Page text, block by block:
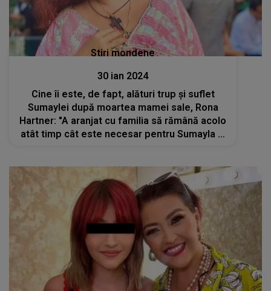
Stiri mondene
30 ian 2024
Cine îi este, de fapt, alături trup și suflet
Sumaylei după moartea mamei sale, Rona
Hartner: "A aranjat cu familia să rămână acolo
atât timp cât este necesar pentru Sumayla și